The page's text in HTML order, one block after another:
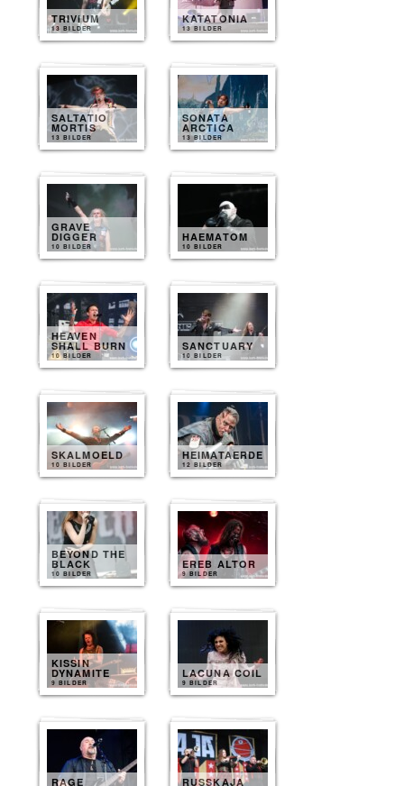
TRIVIUM
13 BILDER
KATATONIA
13 BILDER
SALTATIO
MORTIS
13 BILDER
SONATA
ARCTICA
13 BILDER
GRAVE
DIGGER
10 BILDER
HAEMATOM
10 BILDER
HEAVEN
SHALL BURN
10 BILDER
SANCTUARY
10 BILDER
SKALMOELD
10 BILDER
HEIMATAERDE
12 BILDER
BEYOND THE
BLACK
10 BILDER
EREB ALTOR
9 BILDER
KISSIN
DYNAMITE
9 BILDER
LACUNA COIL
9 BILDER
RAGE RUSSKAJA